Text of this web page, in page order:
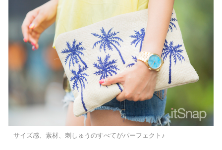
サイズ感、素材、刺しゅうのすべてがパーフェクト♪